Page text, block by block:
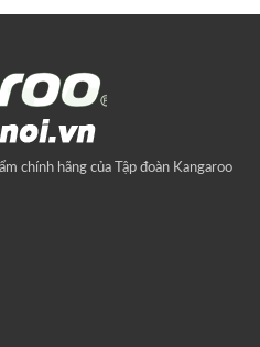
chính hãng của Tập đoàn Kangaroo